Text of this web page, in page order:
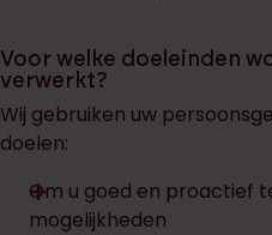
Voor welke doeleinden
verwerkt?
Wij gebruiken uw
doelen:
Om u goed en proactief
mogelijkheden